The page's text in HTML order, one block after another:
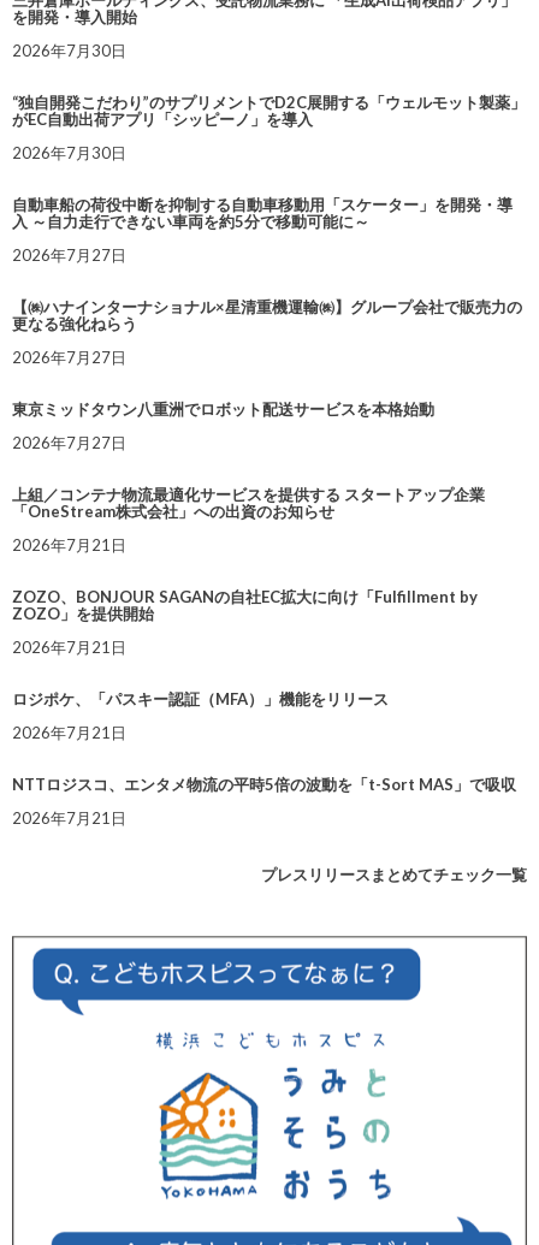
を開発・導入開始
2026年7月30日
“独自開発こだわり”のサプリメントでD2C展開する「ウェルモット製薬」
がEC自動出荷アプリ「シッピーノ」を導入
2026年7月30日
自動車船の荷役中断を抑制する自動車移動用「スケーター」を開発・導
入 ～自力走行できない車両を約5分で移動可能に～
2026年7月27日
【㈱ハナインターナショナル×星清重機運輸㈱】グループ会社で販売力の
更なる強化ねらう
2026年7月27日
東京ミッドタウン八重洲でロボット配送サービスを本格始動
2026年7月27日
上組／コンテナ物流最適化サービスを提供する スタートアップ企業
「OneStream株式会社」への出資のお知らせ
2026年7月21日
ZOZO、BONJOUR SAGANの自社EC拡大に向け「Fulfillment by
ZOZO」を提供開始
2026年7月21日
ロジポケ、「パスキー認証（MFA）」機能をリリース
2026年7月21日
NTTロジスコ、エンタメ物流の平時5倍の波動を「t-Sort MAS」で吸収
2026年7月21日
プレスリリースまとめてチェック一覧